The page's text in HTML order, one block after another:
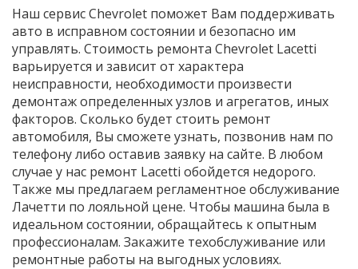
Наш сервис Chevrolet поможет Вам поддерживать
авто в исправном состоянии и безопасно им
управлять. Стоимость ремонта Chevrolet Lacetti
варьируется и зависит от характера
неисправности, необходимости произвести
демонтаж определенных узлов и агрегатов, иных
факторов. Сколько будет стоить ремонт
автомобиля, Вы сможете узнать, позвонив нам по
телефону либо оставив заявку на сайте. В любом
случае у нас ремонт Lacetti обойдется недорого.
Также мы предлагаем регламентное обслуживание
Лачетти по лояльной цене. Чтобы машина была в
идеальном состоянии, обращайтесь к опытным
профессионалам. Закажите техобслуживание или
ремонтные работы на выгодных условиях.